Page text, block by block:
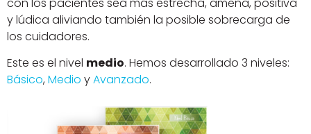
y lúdica aliviando también la posible sobrecarga de
los cuidadores.
Este es el nivel medio. Hemos desarrollado 3 niveles:
Básico, Medio yAvanzado.